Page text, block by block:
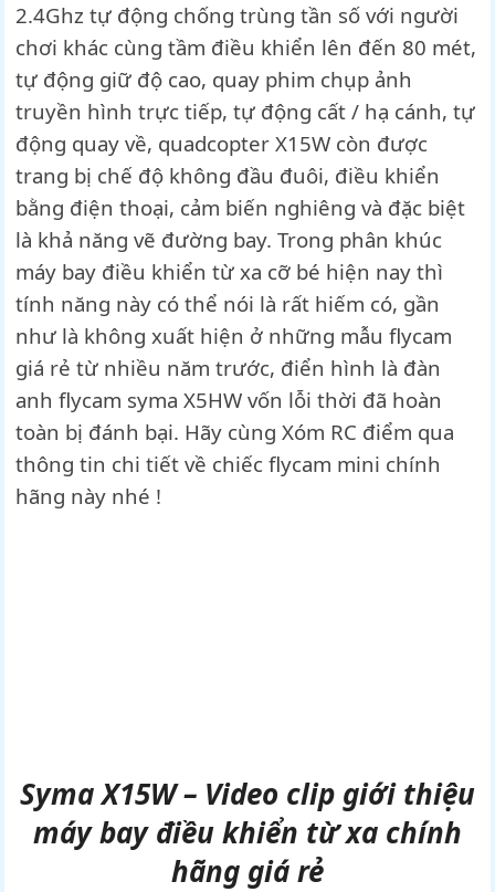
2.4Ghz tự động chống trùng tần số với người
chơi khác cùng tầm điều khiển lên đến 80 mét,
tự động giữ độ cao, quay phim chụp ảnh
truyền hình trực tiếp, tự động cất / hạ cánh, tự
động quay về, quadcopter X15W còn được
trang bị chế độ không đầu đuôi, điều khiển
bằng điện thoại, cảm biến nghiêng và đặc biệt
là khả năng vẽ đường bay. Trong phân khúc
máy bay điều khiển từ xa cỡ bé hiện nay thì
tính năng này có thể nói là rất hiếm có, gần
như là không xuất hiện ở những mẫu flycam
giá rẻ từ nhiều năm trước, điển hình là đàn
anh flycam syma X5HW vốn lỗi thời đã hoàn
toàn bị đánh bại. Hãy cùng Xóm RC điểm qua
thông tin chi tiết về chiếc flycam mini chính
hãng này nhé !
Syma X15W – Video clip giới thiệu
máy bay điều khiển từ xa chính
hãng giá rẻ